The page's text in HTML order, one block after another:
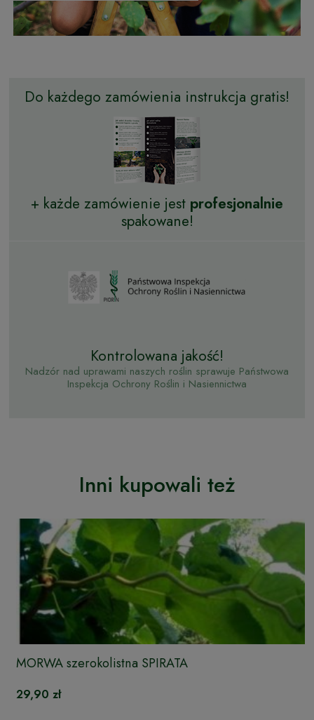
Do każdego zamówienia instrukcja gratis!
+ każde zamówienie jest profesjonalnie
spakowane!
Kontrolowana jakość!
Nadzór nad uprawami naszych roślin sprawuje Państwowa
Inspekcja Ochrony Roślin i Nasiennictwa
Inni kupowali też
MORWA szerokolistna SPIRATA
29,90 zł